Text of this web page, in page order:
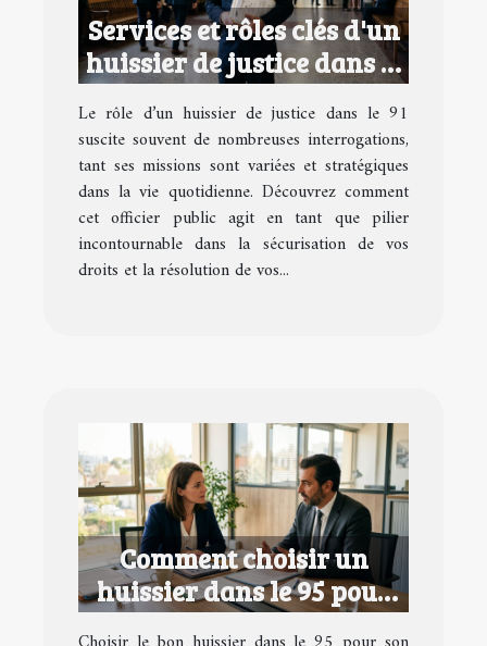
Services et rôles clés d'un
huissier de justice dans le
91
Le rôle d’un huissier de justice dans le 91
suscite souvent de nombreuses interrogations,
tant ses missions sont variées et stratégiques
dans la vie quotidienne. Découvrez comment
cet officier public agit en tant que pilier
incontournable dans la sécurisation de vos
droits et la résolution de vos...
Comment choisir un
huissier dans le 95 pour
votre entreprise ?